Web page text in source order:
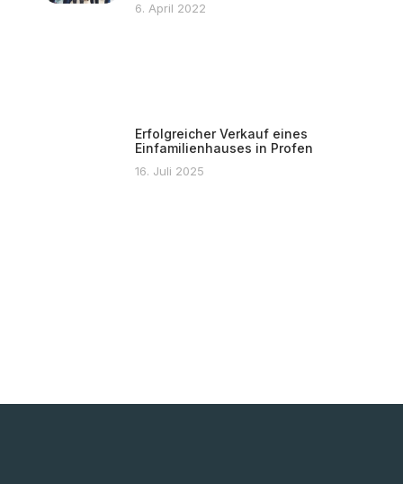
6. April 2022
Erfolgreicher Verkauf eines
Einfamilienhauses in Profen
16. Juli 2025